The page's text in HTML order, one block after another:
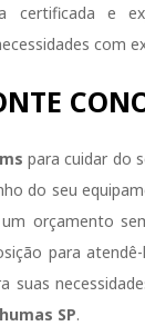
certificada e
com
para cuidar do
do seu
orçamento
para
suas
SP.